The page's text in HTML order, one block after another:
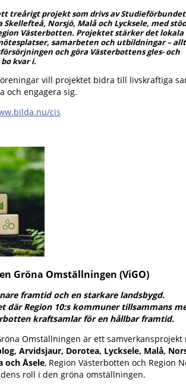
treårigt projekt som drivs av
Norsjö, Malå och Lycksele, med
Västerbotten. Projektet stärker det lokala
samarbeten och utbildningar –
och göra Västerbottens gles- och
kvar i.
vill projektet bidra till livskraftiga
och engagera sig.
cis
Gröna Omställningen (ViGO)
framtid och en starkare landsbygd.
där Region 10:s kommuner tillsammans
kraftsamlar för en hållbar framtid.
Omställningen är ett samverkansprojekt
Arvidsjaur, Dorotea, Lycksele, Malå,
och Åsele, Region Västerbotten och Region
roll i den gröna omställningen.